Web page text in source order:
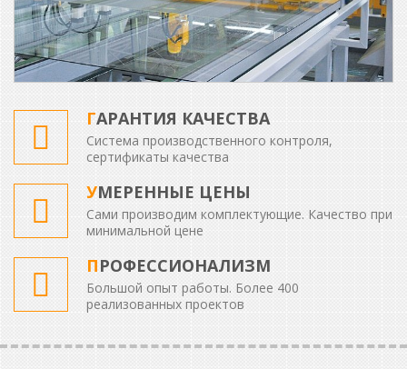
ГАРАНТИЯ КАЧЕСТВА
Система производственного контроля,
сертификаты качества
УМЕРЕННЫЕ ЦЕНЫ
Сами производим комплектующие. Качество при
минимальной цене
ПРОФЕССИОНАЛИЗМ
Большой опыт работы. Более 400
реализованных проектов